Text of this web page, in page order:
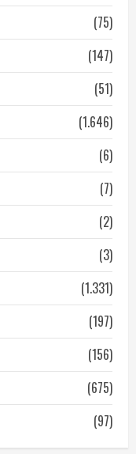
(75)
(147)
(51)
(1.646)
(6)
(7)
(2)
(3)
(1.331)
(197)
(156)
(675)
(97)